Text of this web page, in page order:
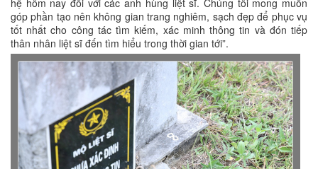
hệ hôm nay đối với các anh hùng liệt sĩ. Chúng tôi mong muốn
góp phần tạo nên không gian trang nghiêm, sạch đẹp để phục vụ
tốt nhất cho công tác tìm kiếm, xác minh thông tin và đón tiếp
thân nhân liệt sĩ đến tìm hiểu trong thời gian tới”.